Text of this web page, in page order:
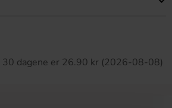
30 dagene er 26.90 kr (2026-08-08)